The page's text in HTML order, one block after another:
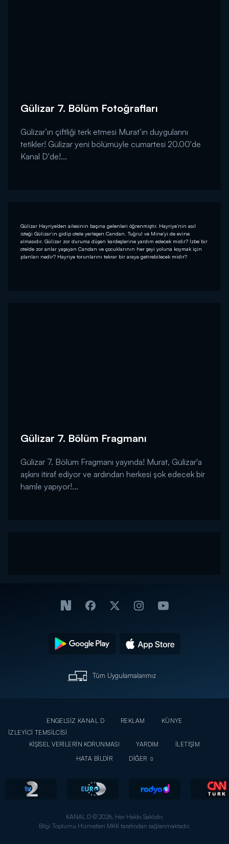
Gülizar 7. Bölüm Fotoğrafları
Gülizar’ın çiftliği terk etmesi Murat’ın duygularını
tetikler! Gülizar yeni bölümüyle cumartesi 20.00'de
Kanal D'de!...
Gülizar Hayriye’den ailesinin başına gelenleri öğrenmiştir. Hayriye’nin asıl
isteği Gülizar’ın gidip otele yerleşen Candan, Tuğrul ve Mine’yi de evine
almasıdır. Gülizar zor duruma düşen kardeşlerine yardım edecek midir? İzbe bir
otelde zor anlar yaşayan Candan ve çocuklarının her şeyi yoluna koymak için
planları nedir? Hayriye torunlarını tekrar bir araya getirebilecek midir?
Gülizar 7. Bölüm Fragmanı
Gülizar 7. Bölüm Fragmanı yayında! Murat, Gülizar'a
aşkını itiraf ediyor ve ardından herkesi şok edecek bir
hamle yapıyor!...
Tüm Uygulamalarımız
ENGELSİZ KANAL D REKLAM
KÜNYE
İZLEYİCİ TEMSİLCİSİ
KİŞİSEL VERİLERİN KORUNMASI
YARDIM
İLETİŞİM
HATA BİLDİR
DİĞER
KANAL D © 2026. Her Hakkı Saklıdır.
Bilgi Toplumu Hizmetleri MKK tarafından sağlanmaktadır.